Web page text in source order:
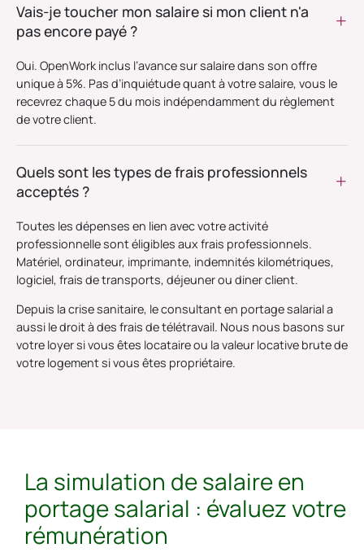
Vais-je toucher mon salaire si mon client n'a
pas encore payé ?
Oui. OpenWork inclus l’avance sur salaire dans son offre
unique à 5%. Pas d’inquiétude quant à votre salaire, vous le
recevrez chaque 5 du mois indépendamment du règlement
de votre client.
Quels sont les types de frais professionnels
acceptés ?
Toutes les dépenses en lien avec votre activité
professionnelle sont éligibles aux frais professionnels.
Matériel, ordinateur, imprimante, indemnités kilométriques,
logiciel, frais de transports, déjeuner ou diner client.
Depuis la crise sanitaire, le consultant en portage salarial a
aussi le droit à des frais de télétravail. Nous nous basons sur
votre loyer si vous êtes locataire ou la valeur locative brute de
votre logement si vous êtes propriétaire.
La simulation de salaire en
portage salarial : évaluez votre
rémunération